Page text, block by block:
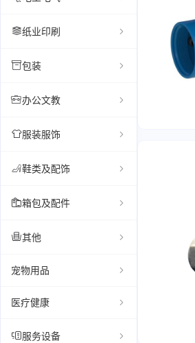
纸业印刷
包装
办公文教
服装服饰
鞋类及配饰
箱包及配件
其他
宠物用品
医疗健康
服务设备